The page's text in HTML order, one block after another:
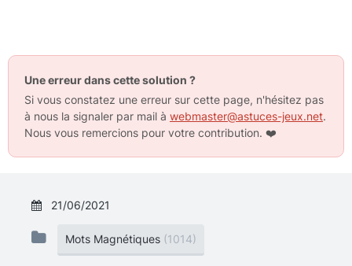
Une erreur dans cette solution ?
Si vous constatez une erreur sur cette page, n'hésitez pas
à nous la signaler par mail à webmaster@astuces-jeux.net.
Nous vous remercions pour votre contribution. ❤️
21/06/2021
Mots Magnétiques (1014)